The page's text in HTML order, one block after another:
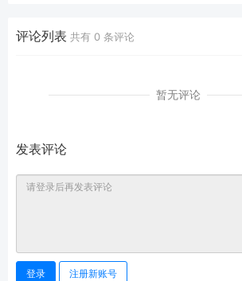
评论列表 共有 0 条评论
暂无评论
发表评论
登录 注册新账号